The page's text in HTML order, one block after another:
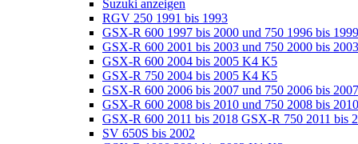
Suzuki anzeigen
RGV 250 1991 bis 1993
GSX-R 600 1997 bis 2000 und 750 1996 bis 1999
GSX-R 600 2001 bis 2003 und 750 2000 bis
GSX-R 600 2004 bis 2005 K4 K5
GSX-R 750 2004 bis 2005 K4 K5
GSX-R 600 2006 bis 2007 und 750 2006 bis
GSX-R 600 2008 bis 2010 und 750 2008 bis
GSX-R 600 2011 bis 2018 GSX-R 750 2011 bis
SV 650S bis 2002